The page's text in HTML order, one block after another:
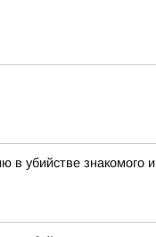
убийстве знакомого